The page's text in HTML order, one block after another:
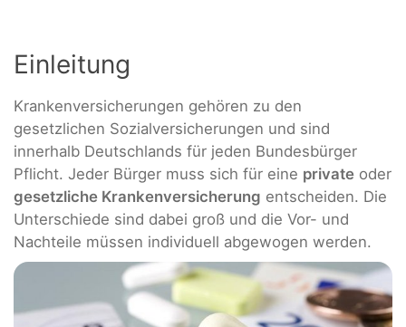
Einleitung
Krankenversicherungen gehören zu den
gesetzlichen Sozialversicherungen und sind
innerhalb Deutschlands für jeden Bundesbürger
Pflicht. Jeder Bürger muss sich für eine private oder
gesetzliche Krankenversicherung entscheiden. Die
Unterschiede sind dabei groß und die Vor- und
Nachteile müssen individuell abgewogen werden.